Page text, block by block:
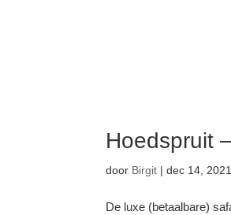
Hoedspruit
door Birgit |dec 14, 2021
De luxe (betaalbare)